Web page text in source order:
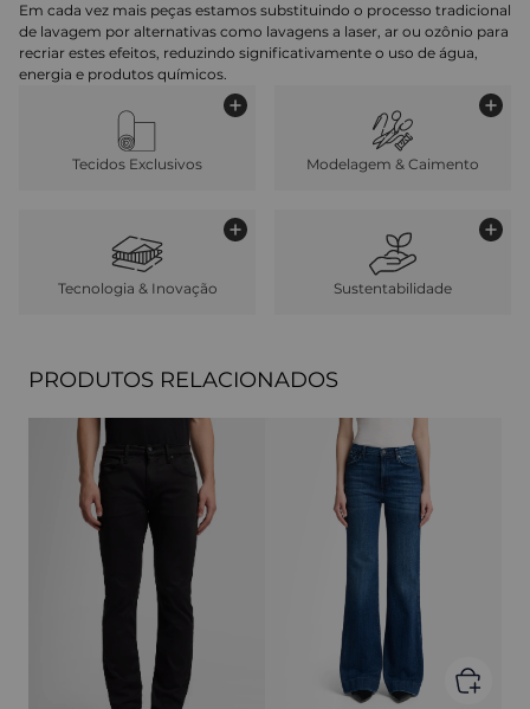
Em cada vez mais peças estamos substituindo o processo tradicional
de lavagem por alternativas como lavagens a laser, ar ou ozônio para
recriar estes efeitos, reduzindo significativamente o uso de água,
energia e produtos químicos.
Tecidos Exclusivos Modelagem & Caimento
Tecnologia & Inovação Sustentabilidade
PRODUTOS RELACIONADOS